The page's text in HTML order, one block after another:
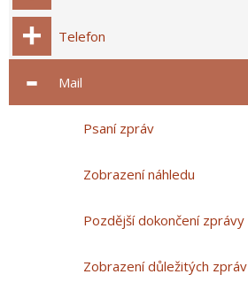
Telefon
Mail
Psaní zpráv
Zobrazení náhledu
Pozdější dokončení zprávy
Zobrazení důležitých zpráv